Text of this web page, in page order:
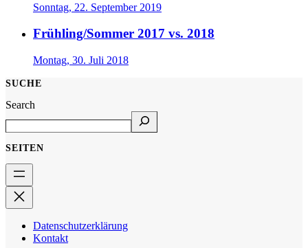
Sonntag, 22. September 2019
Frühling/Sommer 2017 vs. 2018
Montag, 30. Juli 2018
SUCHE
Search
SEITEN
Datenschutzerklärung
Kontakt